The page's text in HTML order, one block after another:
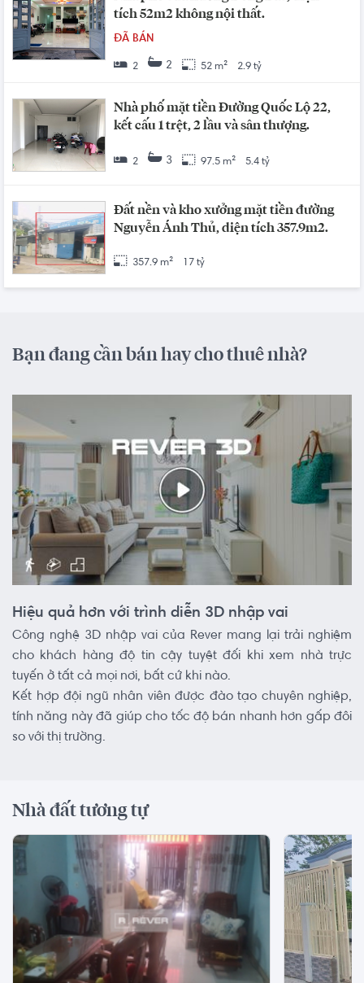
tích 52m2 không nội thất.
ĐÃ BÁN
2 2 52 m² 2.9 tỷ
Nhà phố mặt tiền Đường Quốc Lộ 22,
kết cấu 1 trệt, 2 lầu và sân thượng.
2 3 97.5 m² 5.4 tỷ
Đất nền và kho xưởng mặt tiền đường
Nguyễn Ánh Thủ, diện tích 357.9m2.
357.9 m² 17 tỷ
Bạn đang cần bán hay cho thuê nhà?
Hiệu quả hơn với trình diễn 3D nhập vai
Công nghệ 3D nhập vai của Rever mang lại trải nghiệm
cho khách hàng độ tin cậy tuyệt đối khi xem nhà trực
tuyến ở tất cả mọi nơi, bất cứ khi nào.
Kết hợp đội ngũ nhân viên được đào tạo chuyên nghiệp,
tính năng này đã giúp cho tốc độ bán nhanh hơn gấp đôi
so với thị trường.
Nhà đất tương tự